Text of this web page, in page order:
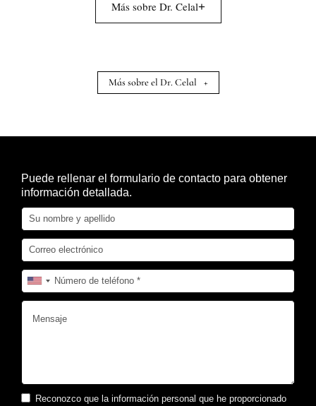
Más sobre Dr. Celal+
Más sobre el Dr. Celal +
Puede rellenar el formulario de contacto para obtener
información detallada.
Reconozco que la información personal que he proporcionado